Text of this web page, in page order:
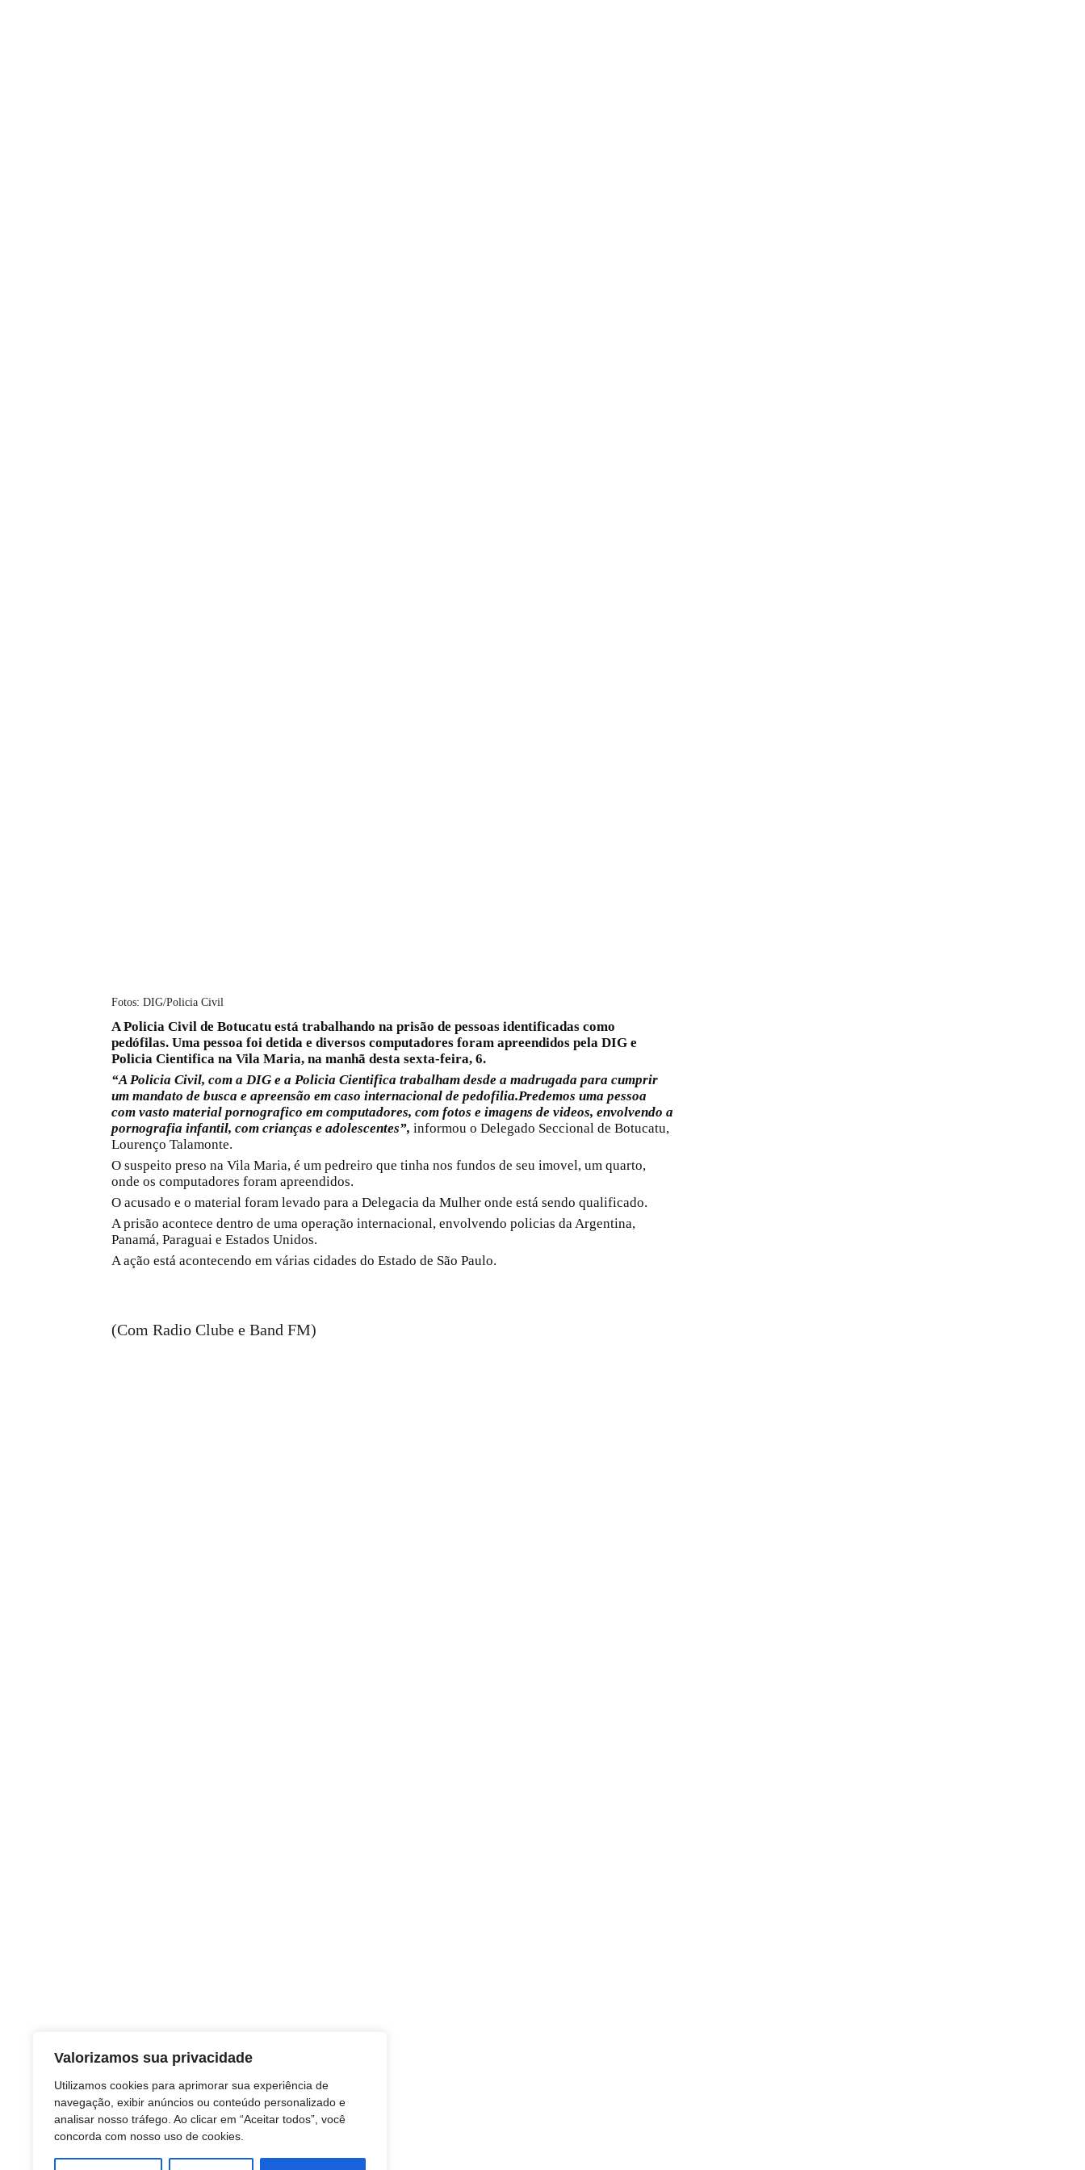
Valorizamos sua privacidade
Utilizamos cookies para aprimorar sua experiência de
navegação, exibir anúncios ou conteúdo personalizado e
analisar nosso tráfego. Ao clicar em “Aceitar todos”, você
concorda com nosso uso de cookies.
Fotos: DIG/Policia Civil
A Policia Civil de Botucatu está trabalhando na prisão de pessoas identificadas como
pedófilas. Uma pessoa foi detida e diversos computadores foram apreendidos pela DIG e
Policia Cientifica na Vila Maria, na manhã desta sexta-feira, 6.
“A Policia Civil, com a DIG e a Policia Cientifica trabalham desde a madrugada para cumprir
um mandato de busca e apreensão em caso internacional de pedofilia.Predemos uma pessoa
com vasto material pornografico em computadores, com fotos e imagens de videos, envolvendo a
pornografia infantil, com crianças e adolescentes”, informou o Delegado Seccional de Botucatu,
Lourenço Talamonte.
O suspeito preso na Vila Maria, é um pedreiro que tinha nos fundos de seu imovel, um quarto,
onde os computadores foram apreendidos.
O acusado e o material foram levado para a Delegacia da Mulher onde está sendo qualificado.
A prisão acontece dentro de uma operação internacional, envolvendo policias da Argentina,
Panamá, Paraguai e Estados Unidos.
A ação está acontecendo em várias cidades do Estado de São Paulo.
(Com Radio Clube e Band FM)
TAGS